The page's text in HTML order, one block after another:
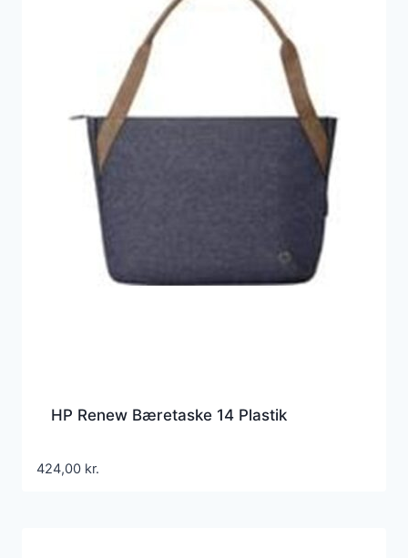
HP Renew Bæretaske 14 Plastik
424,00 kr.